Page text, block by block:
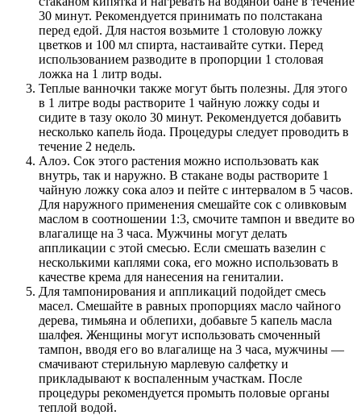
30 минут. Рекомендуется принимать по полстакана
перед едой. Для настоя возьмите 1 столовую ложку
цветков и 100 мл спирта, настаивайте сутки. Перед
использованием разводите в пропорции 1 столовая
ложка на 1 литр воды.
Теплые ванночки также могут быть полезны. Для этого
в 1 литре воды растворите 1 чайную ложку соды и
сидите в тазу около 30 минут. Рекомендуется добавить
несколько капель йода. Процедуры следует проводить в
течение 2 недель.
Алоэ. Сок этого растения можно использовать как
внутрь, так и наружно. В стакане воды растворите 1
чайную ложку сока алоэ и пейте с интервалом в 5 часов.
Для наружного применения смешайте сок с оливковым
маслом в соотношении 1:3, смочите тампон и введите во
влагалище на 3 часа. Мужчины могут делать
аппликации с этой смесью. Если смешать вазелин с
несколькими каплями сока, его можно использовать в
качестве крема для нанесения на гениталии.
Для тампонирования и аппликаций подойдет смесь
масел. Смешайте в равных пропорциях масло чайного
дерева, тимьяна и облепихи, добавьте 5 капель масла
шалфея. Женщины могут использовать смоченный
тампон, вводя его во влагалище на 3 часа, мужчины —
смачивают стерильную марлевую салфетку и
прикладывают к воспаленным участкам. После
процедуры рекомендуется промыть половые органы
теплой водой.